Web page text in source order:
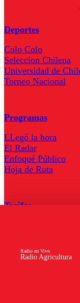
Radio Agricultura
Radio en Vivo
Deportes
Colo Colo
Seleccion Chilena
Universidad de
Torneo Nacional
Programas
LLegó la hora
El Radar
Enfoqué Público
Hoja de Ruta
Tarifas